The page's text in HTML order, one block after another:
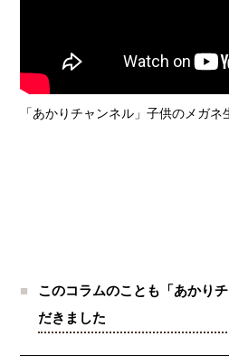
「あかりチャンネル」子供のメガ
このコラムのことも「あかり
だきました